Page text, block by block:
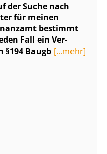
der Suche nach
für meinen
bestimmt
Fall ein Ver­
Baugb [...mehr]